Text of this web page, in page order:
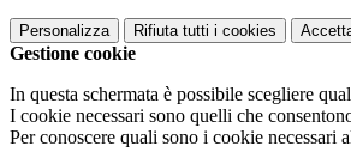
Personalizza Rifiuta tutti i cookies
Gestione cookie
In questa schermata è possibile scegliere
I cookie necessari sono quelli che
Per conoscere quali sono i cookie necessari